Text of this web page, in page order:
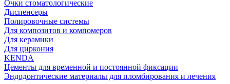
Очки стоматологические
Диспенсеры
Полировочные системы
Для композитов и компомеров
Для керамики
Для циркония
KENDA
Цементы для временной и постоянной фиксации
Эндодонтические материалы для пломбирования и лечения